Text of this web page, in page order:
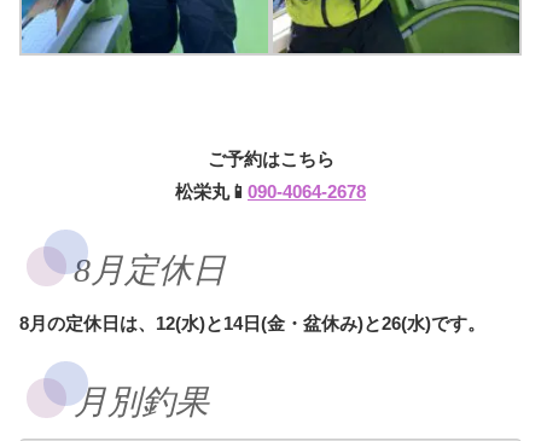
ご予約はこちら
松栄丸📱 090-4064-2678
8月定休日
8月の定休日は、12(水)と14日(金・盆休み)と26(水)です。
月別釣果